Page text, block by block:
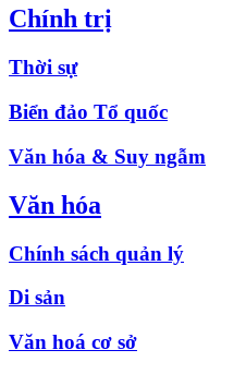
Chính trị
Thời sự
Biển đảo Tổ quốc
Văn hóa & Suy ngẫm
Văn hóa
Chính sách quản lý
Di sản
Văn hoá cơ sở